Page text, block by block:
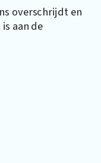
overschrijdt en
aan de